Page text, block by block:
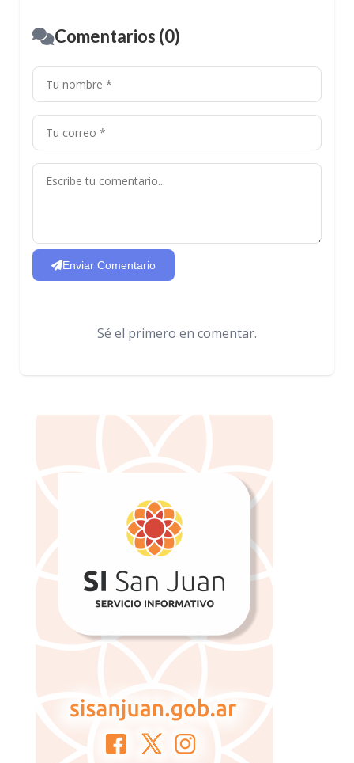
Comentarios (0)
Enviar Comentario
Sé el primero en comentar.